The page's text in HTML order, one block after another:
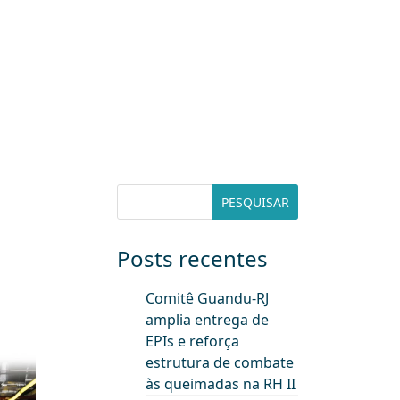
Posts recentes
Comitê Guandu-RJ
amplia entrega de
EPIs e reforça
estrutura de combate
às queimadas na RH II